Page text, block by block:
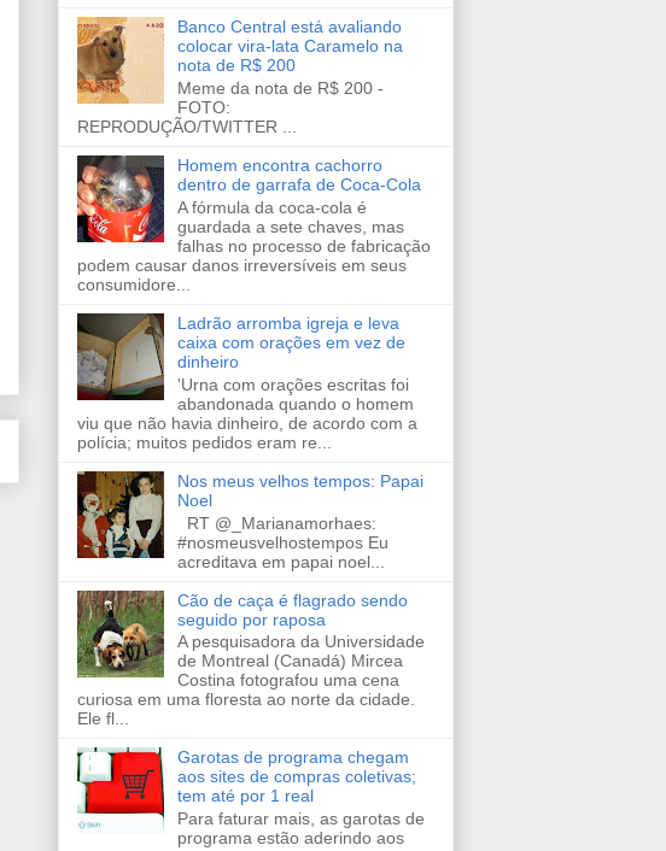
Banco Central está avaliando
colocar vira-lata Caramelo na
nota de R$ 200
Meme da nota de R$ 200 -
FOTO:
REPRODUÇÃO/TWITTER ...
Homem encontra cachorro
dentro de garrafa de Coca-Cola
A fórmula da coca-cola é
guardada a sete chaves, mas
falhas no processo de fabricação
podem causar danos irreversíveis em seus
consumidore...
Ladrão arromba igreja e leva
caixa com orações em vez de
dinheiro
'Urna com orações escritas foi
abandonada quando o homem
viu que não havia dinheiro, de acordo com a
polícia; muitos pedidos eram re...
Nos meus velhos tempos: Papai
Noel
RT @_Marianamorhaes:
#nosmeusvelhostempos Eu
acreditava em papai noel...
Cão de caça é flagrado sendo
seguido por raposa
A pesquisadora da Universidade
de Montreal (Canadá) Mircea
Costina fotografou uma cena
curiosa em uma floresta ao norte da cidade.
Ele fl...
Garotas de programa chegam
aos sites de compras coletivas;
tem até por 1 real
Para faturar mais, as garotas de
programa estão aderindo aos